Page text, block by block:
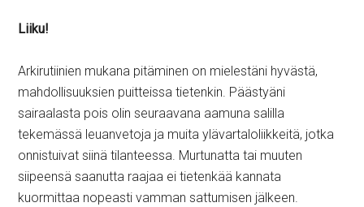
Liiku!
Arkirutiinien mukana pitäminen on mielestäni hyvästä,
mahdollisuuksien puitteissa tietenkin. Päästyäni
sairaalasta pois olin seuraavana aamuna salilla
tekemässä leuanvetoja ja muita ylävartaloliikkeitä, jotka
onnistuivat siinä tilanteessa. Murtunatta tai muuten
siipeensä saanutta raajaa ei tietenkää kannata
kuormittaa nopeasti vamman sattumisen jälkeen.